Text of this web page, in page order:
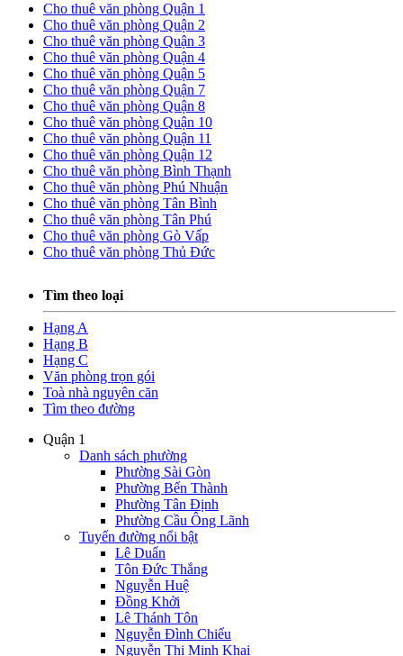
Cho thuê văn phòng Quận 1
Cho thuê văn phòng Quận 2
Cho thuê văn phòng Quận 3
Cho thuê văn phòng Quận 4
Cho thuê văn phòng Quận 5
Cho thuê văn phòng Quận 7
Cho thuê văn phòng Quận 8
Cho thuê văn phòng Quận 10
Cho thuê văn phòng Quận 11
Cho thuê văn phòng Quận 12
Cho thuê văn phòng Bình Thạnh
Cho thuê văn phòng Phú Nhuận
Cho thuê văn phòng Tân Bình
Cho thuê văn phòng Tân Phú
Cho thuê văn phòng Gò Vấp
Cho thuê văn phòng Thủ Đức
Tìm theo loại
Hạng A
Hạng B
Hạng C
Văn phòng trọn gói
Toà nhà nguyên căn
Tìm theo đường
Quận 1
Danh sách phường
Phường Sài Gòn
Phường Bến Thành
Phường Tân Định
Phường Cầu Ông Lãnh
Tuyến đường nổi bật
Lê Duẩn
Tôn Đức Thắng
Nguyễn Huệ
Đồng Khởi
Lê Thánh Tôn
Nguyễn Đình Chiểu
Nguyễn Thị Minh Khai